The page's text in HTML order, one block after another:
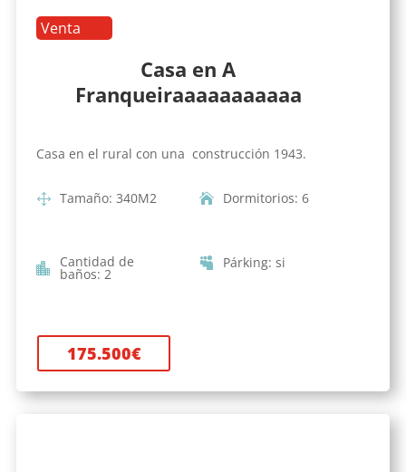
Venta
Casa en A
Franqueiraaaaaaaaaaa
Casa en el rural con una construcción 1943.
Tamaño: 340M2 Dormitorios: 6
Cantidad de
baños: 2
Párking: si
175.500€